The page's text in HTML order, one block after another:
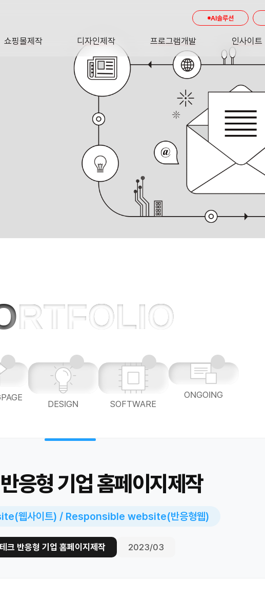
쇼핑몰제작 디자인제작
DESIGN
프로그램개발
SOFTWARE
인사이트
INSIGHT
AI솔루션
RTFOLIO
DESIGN SOFTWARE
ONGOING
응형 기업 홈페이지제작
웹사이트) / Responsible website(반응형웹)
크 반응형 기업 홈페이지제작 2023/03